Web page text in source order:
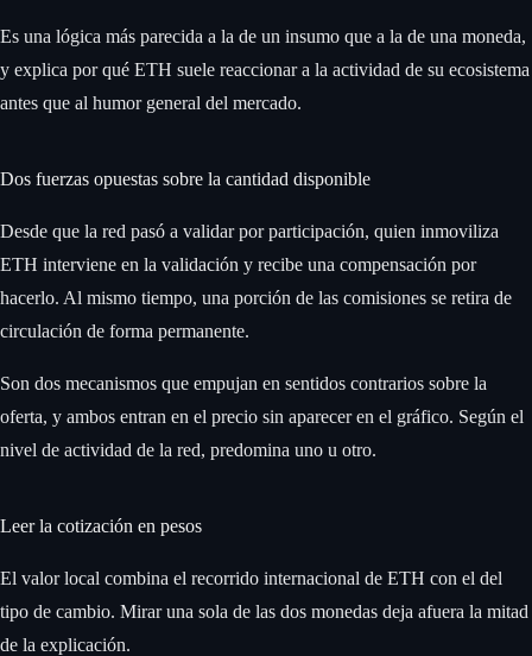
Es una lógica más parecida a la de un insumo que a la de una moneda,
y explica por qué ETH suele reaccionar a la actividad de su ecosistema
antes que al humor general del mercado.
Dos fuerzas opuestas sobre la cantidad disponible
Desde que la red pasó a validar por participación, quien inmoviliza
ETH interviene en la validación y recibe una compensación por
hacerlo. Al mismo tiempo, una porción de las comisiones se retira de
circulación de forma permanente.
Son dos mecanismos que empujan en sentidos contrarios sobre la
oferta, y ambos entran en el precio sin aparecer en el gráfico. Según el
nivel de actividad de la red, predomina uno u otro.
Leer la cotización en pesos
El valor local combina el recorrido internacional de ETH con el del
tipo de cambio. Mirar una sola de las dos monedas deja afuera la mitad
de la explicación.